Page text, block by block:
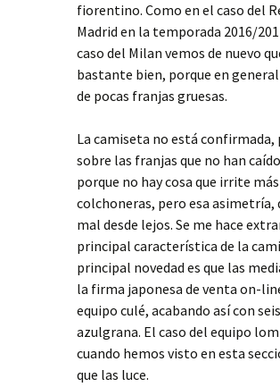
fiorentino. Como en el caso del
Madrid en la temporada 2016/
caso del Milan vemos de nuevo
bastante bien, porque en
de pocas franjas gruesas.
La camiseta no está confirmada,
sobre las franjas que no han
porque no hay cosa que irrite
colchoneras, pero esa asimetría,
mal desde lejos. Se me hace
principal característica de la
principal novedad es que las
la firma japonesa de venta on-
equipo culé, acabando así con
azulgrana. El caso del equipo
cuando hemos visto en esta
que las luce.